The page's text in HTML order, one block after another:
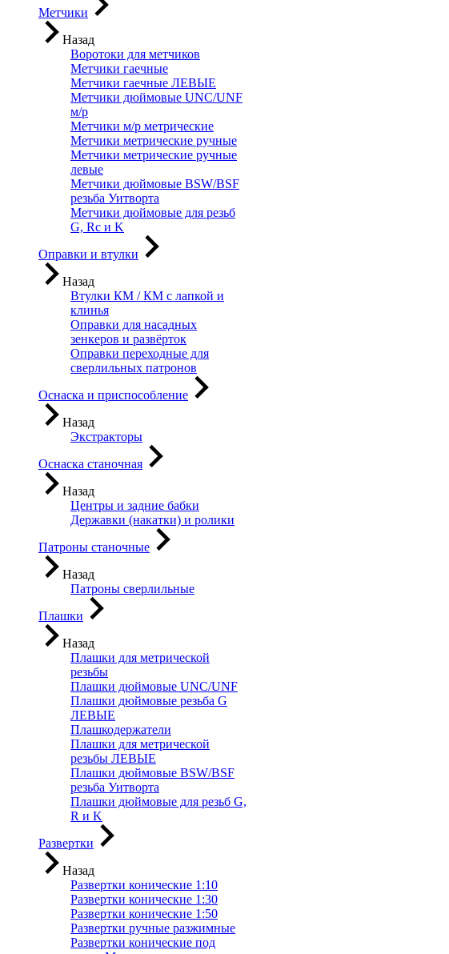
Метчики
Назад
Воротоки для метчиков
Метчики гаечные
Метчики гаечные ЛЕВЫЕ
Метчики дюймовые UNC/UNF
м/р
Метчики м/р метрические
Метчики метрические ручные
Метчики метрические ручные
левые
Метчики дюймовые BSW/BSF
резьба Уитворта
Метчики дюймовые для резьб
G, Rc и K
Оправки и втулки
Назад
Втулки КМ / КМ с лапкой и
клинья
Оправки для насадных
зенкеров и развёрток
Оправки переходные для
сверлильных патронов
Оснаска и приспособление
Назад
Экстракторы
Оснаска станочная
Назад
Центры и задние бабки
Державки (накатки) и ролики
Патроны станочные
Назад
Патроны сверлильные
Плашки
Назад
Плашки для метрической
резьбы
Плашки дюймовые UNC/UNF
Плашки дюймовые резьба G
ЛЕВЫЕ
Плашкодержатели
Плашки для метрической
резьбы ЛЕВЫЕ
Плашки дюймовые BSW/BSF
резьба Уитворта
Плашки дюймовые для резьб G,
R и K
Развертки
Назад
Развертки конические 1:10
Развертки конические 1:30
Развертки конические 1:50
Развертки ручные разжимные
Развертки конические под